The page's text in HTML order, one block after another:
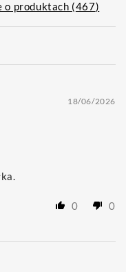
o produktach (467)
18/06/2026
0
0